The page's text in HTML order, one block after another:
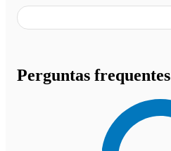
Perguntas frequentes